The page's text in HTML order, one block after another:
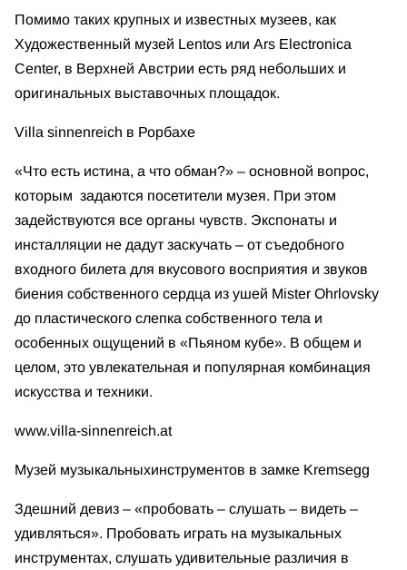
Помимо таких крупных и известных музеев, как
Художественный музей Lentos или Ars Electronica
Center, в Верхней Австрии есть ряд небольших и
оригинальных выставочных площадок.
Villa sinnenreich в Рорбахе
«Что есть истина, а что обман?» – основной вопрос,
которым задаются посетители музея. При этом
задействуются все органы чувств. Экспонаты и
инсталляции не дадут заскучать – от съедобного
входного билета для вкусового восприятия и звуков
биения собственного сердца из ушей Mister Ohrlovsky
до пластического слепка собственного тела и
особенных ощущений в «Пьяном кубе». В общем и
целом, это увлекательная и популярная комбинация
искусства и техники.
www.villa-sinnenreich.at
Музей музыкальныхинструментов в замке Kremsegg
Здешний девиз – «пробовать – слушать – видеть –
удивляться». Пробовать играть на музыкальных
инструментах, слушать удивительные различия в